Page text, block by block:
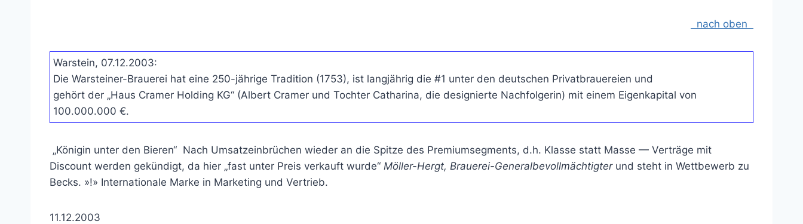
nach oben
Warstein, 07.12.2003:
Die Warsteiner-Brauerei hat eine 250-jährige Tradition (1753), ist langjährig die #1 unter den deutschen Privatbrauereien und
gehört der „Haus Cramer Holding KG“ (Albert Cramer und Tochter Catharina, die designierte Nachfolgerin) mit einem Eigenkapital von
100.000.000 €.
„Königin unter den Bieren“ Nach Umsatzeinbrüchen wieder an die Spitze des Premiumsegments, d.h. Klasse statt Masse — Verträge mit
Discount werden gekündigt, da hier „fast unter Preis verkauft wurde“ Möller-Hergt, Brauerei-Generalbevollmächtigterund steht in Wettbewerb zu
Becks. »!» Internationale Marke in Marketing und Vertrieb.
11.12.2003